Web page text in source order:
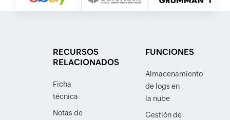
RECURSOS
RELACIONADOS
Ficha
técnica
Notas de
FUNCIONES
Almacenamiento
de logs en
la nube
Gestión de